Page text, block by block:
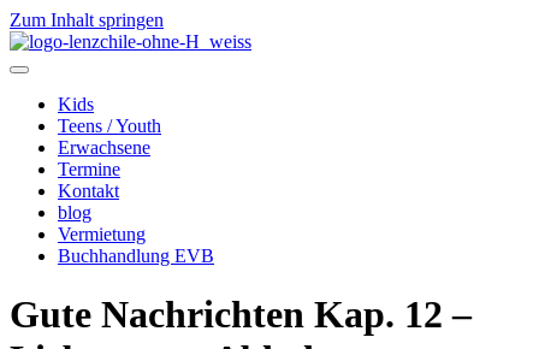
Zum Inhalt springen
Kids
Teens / Youth
Erwachsene
Termine
Kontakt
blog
Vermietung
Buchhandlung EVB
Gute Nachrichten Kap. 12 –